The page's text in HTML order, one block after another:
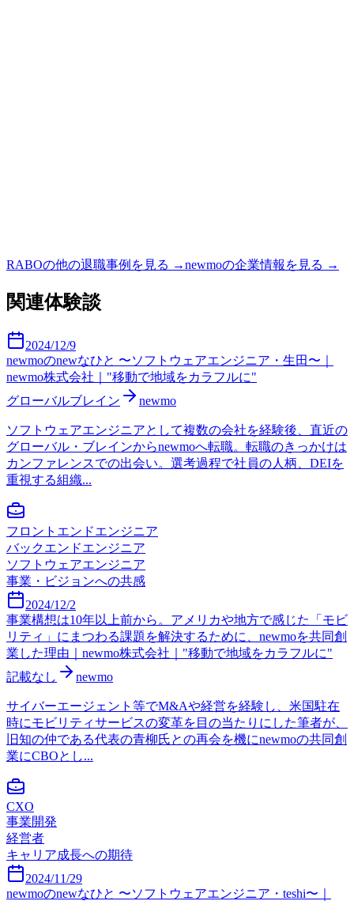
RABOの他の退職事例を見る →newmoの企業情報を見る →
関連体験談
2024/12/9
newmoのnewなひと 〜ソフトウェアエンジニア・生田〜｜
newmo株式会社｜"移動で地域をカラフルに"
グローバルブレイン
newmo
ソフトウェアエンジニアとして複数の会社を経験後、直近の
グローバル・ブレインからnewmoへ転職。転職のきっかけは
カンファレンスでの出会い。選考過程で社員の人柄、DEIを
重視する組織...
フロントエンドエンジニア
バックエンドエンジニア
ソフトウェアエンジニア
事業・ビジョンへの共感
2024/12/2
事業構想は10年以上前から。アメリカや地方で感じた「モビ
リティ」にまつわる課題を解決するために、newmoを共同創
業した理由｜newmo株式会社｜"移動で地域をカラフルに"
記載なし
newmo
サイバーエージェント等でM&Aや経営を経験し、米国駐在
時にモビリティサービスの変革を目の当たりにした筆者が、
旧知の仲である代表の青柳氏との再会を機にnewmoの共同創
業にCBOとし...
CXO
事業開発
経営者
キャリア成長への期待
2024/11/29
newmoのnewなひと 〜ソフトウェアエンジニア・teshi〜｜